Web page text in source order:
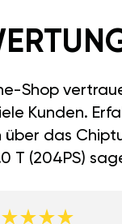
Shop
Kunden.
über das
T (204PS)